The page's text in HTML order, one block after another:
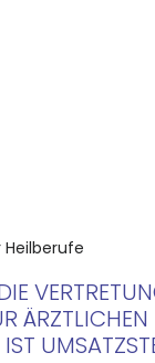
Heilberufe
ÄRZTLICHEN